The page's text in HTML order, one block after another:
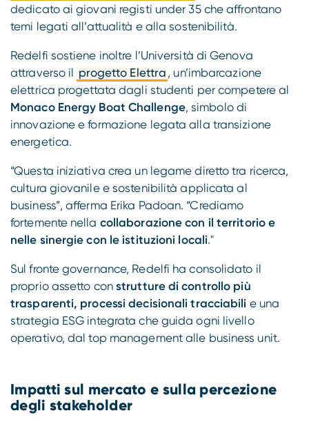
dedicato ai giovani registi under 35 che affrontano
temi legati all’attualità e alla sostenibilità.
Redelfi sostiene inoltre l’Università di Genova
attraverso il progetto Elettra , un’imbarcazione
elettrica progettata dagli studenti per competere al
Monaco Energy Boat Challenge, simbolo di
innovazione e formazione legata alla transizione
energetica.
“Questa iniziativa crea un legame diretto tra ricerca,
cultura giovanile e sostenibilità applicata al
business”, afferma Erika Padoan. “Crediamo
fortemente nella collaborazione con il territorio e
nelle sinergie con le istituzioni locali."
Sul fronte governance, Redelfi ha consolidato il
proprio assetto con strutture di controllo più
trasparenti, processi decisionali tracciabili e una
strategia ESG integrata che guida ogni livello
operativo, dal top management alle business unit.
Impatti sul mercato e sulla percezione
degli stakeholder